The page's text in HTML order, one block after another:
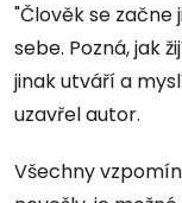
"Člověk se
sebe. Pozná, jak
jinak utváří a
uzavřel autor.
Všechny